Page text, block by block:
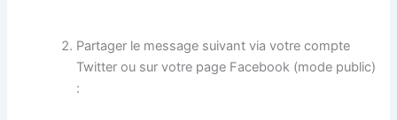
Partager le message suivant via votre compte
Twitter ou sur votre page Facebook (mode public)
: